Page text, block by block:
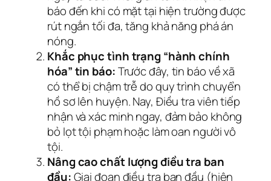
báo đến khi có mặt tại hiện trường được
rút ngắn tối đa, tăng khả năng phá án
nóng.
Khắc phục tình trạng “hành chính
hóa” tin báo:Trước đây, tin báo về xã
có thể bị chậm trễ do quy trình chuyển
hồ sơ lên huyện. Nay, Điều tra viên tiếp
nhận và xác minh ngay, đảm bảo không
bỏ lọt tội phạm hoặc làm oan người vô
tội.
Nâng cao chất lượng điều tra ban
đầu:Giai đoạn điều tra ban đầu (hiện